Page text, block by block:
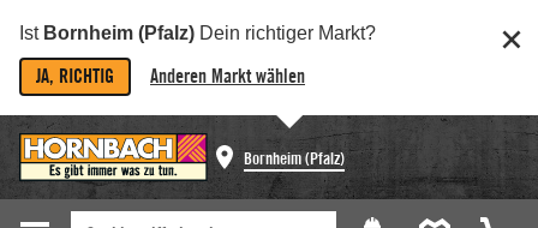
Ist Bornheim (Pfalz) Dein richtiger Markt?
JA, RICHTIG Anderen Markt wählen
Bornheim (Pfalz)